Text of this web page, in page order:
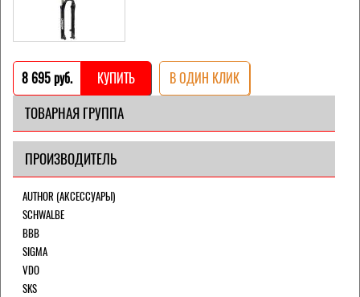
8 695 pуб. КУПИТЬ В ОДИН КЛИК
ТОВАРНАЯ ГРУППА
ПРОИЗВОДИТЕЛЬ
AUTHOR (АКСЕССУАРЫ)
SCHWALBE
BBB
SIGMA
VDO
SKS